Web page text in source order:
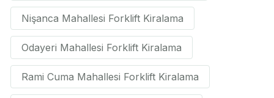
Nişanca Mahallesi Forklift Kiralama
Odayeri Mahallesi Forklift Kiralama
Rami Cuma Mahallesi Forklift Kiralama